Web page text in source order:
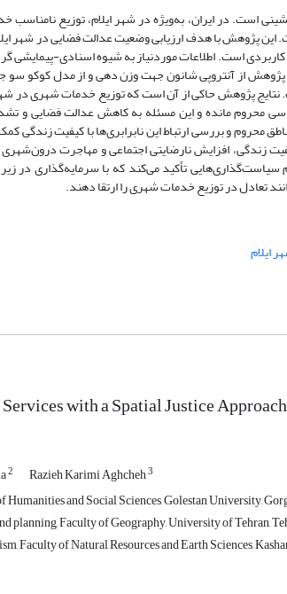
است. در ایران، به‌ویژه در شهر ایلام، توزیع
پژوهش با هدف ارزیابی وضعیت عدالت فضایی در شهر
است. اطلاعات موردنیاز به شیوه اسنادی-پیمایشی
از آنتروپی شانون جهت وزن دهی و از مدل کوکو سو
پژوهش حاکی از آن است که توزیع خدمات شهری در شهر
محروم مانده و این مسئله به کاهش عدالت فضایی و
محروم و بررسی ارتباط این نابرابری‌ها با کیفیت زندگی
زندگی، افزایش نارضایتی اجتماعی و مهاجرت
سیاست‌گذاری‌هایی تأکید می‌کند که با سرمایه‌گذاری در
تعادل در توزیع خدمات شهری را ارتقا دهند.
ایلام
with a Spatial Justice
2 Razieh Karimi Aghcheh3
and Social Sciences, Golestan University,
planning, Faculty of Geography, University of Tehran,
Faculty of Natural Resources and Earth Sciences,